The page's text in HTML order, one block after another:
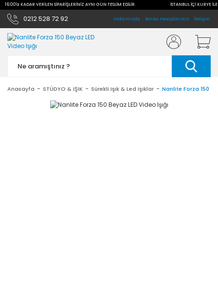
KADAR VERİLEN SİPARİŞLERİNİZ AYNI GÜN TESLİM EDİLİR. İSTANBUL İÇİ KURYE İLE
0212 528 72 92 Hakkımızda Banka Hesaplarımız İletişim
Anasayfa STÜDYO & IŞIK Sürekli Işık & Led Işıklar Nanlite Forza 150